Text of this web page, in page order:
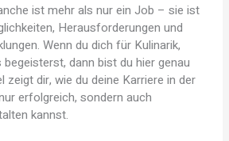
ist mehr als nur ein Job – sie ist
Herausforderungen und
Wenn du dich für Kulinarik,
begeisterst, dann bist du hier genau
zeigt dir, wie du deine Karriere in der
erfolgreich, sondern auch
kannst.